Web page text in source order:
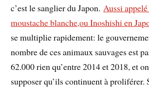
c’est le sanglier du Japon.Aussi
moustache blanche,ou Inoshishi en
se multiplie rapidement: le
nombre de ces animaux sauvages est
62.000 rien qu’entre 2014 et 2018, et
supposer qu’ils continuent à proliférer.